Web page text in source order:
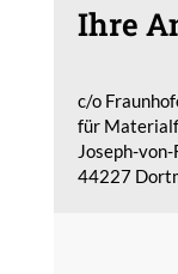
Ihre
c/o
für
Joseph-
44227